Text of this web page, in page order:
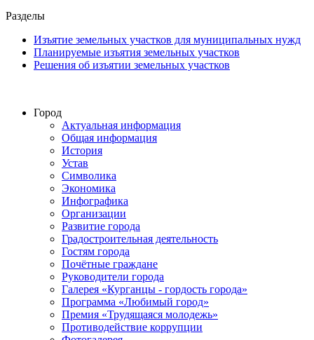
Разделы
Изъятие земельных участков для муниципальных нужд
Планируемые изъятия земельных участков
Решения об изъятии земельных участков
Город
Актуальная информация
Общая информация
История
Устав
Символика
Экономика
Инфографика
Организации
Развитие города
Градостроительная деятельность
Гостям города
Почётные граждане
Руководители города
Галерея «Курганцы - гордость города»
Программа «Любимый город»
Премия «Трудящаяся молодежь»
Противодействие коррупции